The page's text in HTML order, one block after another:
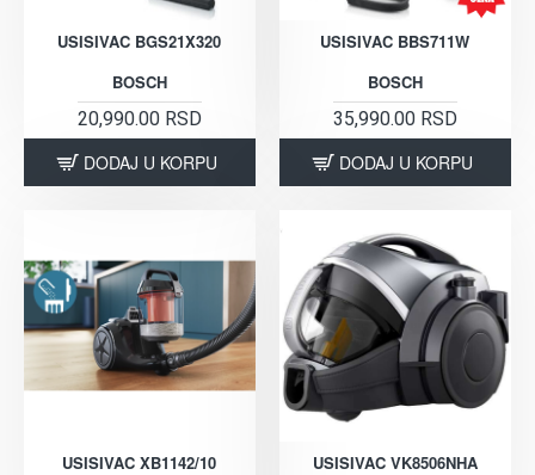
USISIVAC BGS21X320
BOSCH
20,990.00 RSD
DODAJ U KORPU
USISIVAC BBS711W
BOSCH
35,990.00 RSD
DODAJ U KORPU
USISIVAC XB1142/10
USISIVAC VK8506NHA